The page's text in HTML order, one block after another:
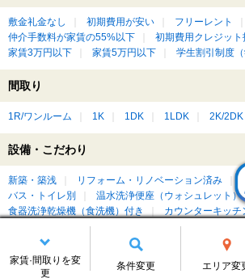
家賃·間取りを変
更
条件変更 エリア変
敷金礼金なし 初期費用が安い フリーレント
仲介手数料が家賃の55%以下
初期費用クレジット
家賃3万円以下
家賃5万円以下 学生割引制度
間取り
1R/ワンルーム 1K 1DK 1LDK 2K/2DK
設備・こだわり
新築・築浅 リフォーム・リノベーション済み
バス・トイレ別
温水洗浄便座（ウォシュレット）
食器洗浄乾燥機（食洗機）付き
カウンターキッチ
広いワンルーム
広いリビング
ベランダ・バルコニー付き
ルーフバルコニー付き
ペット可・ペット相談可